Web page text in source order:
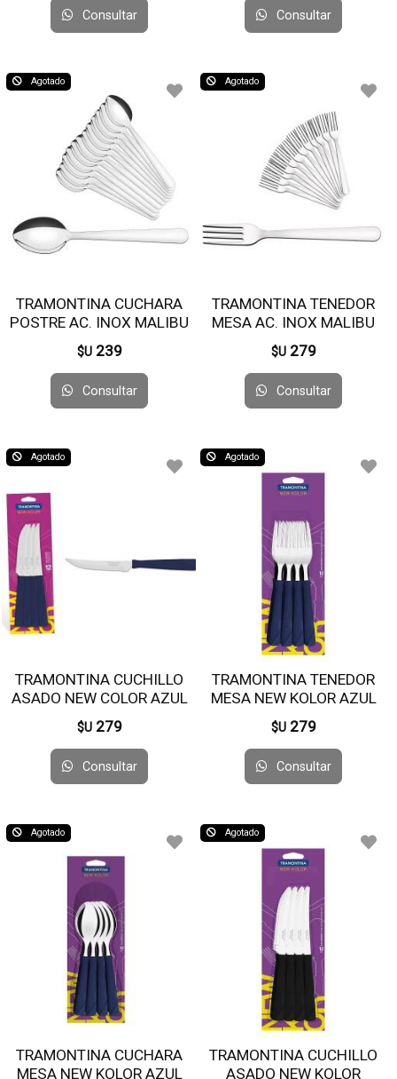
Consultar Consultar
Agotado
TRAMONTINA CUCHARA
POSTRE AC. INOX MALIBU
23736/000 X12 UNI
$U 239
Consultar
Agotado
TRAMONTINA TENEDOR
MESA AC. INOX MALIBU
23742/000 X12 UNI
$U 279
Consultar
Agotado
TRAMONTINA CUCHILLO
ASADO NEW COLOR AZUL
23160/914 X 12 UN
$U 279
Consultar
Agotado
TRAMONTINA TENEDOR
MESA NEW KOLOR AZUL
23162/910 X12 UNI
$U 279
Consultar
Agotado
TRAMONTINA CUCHARA
MESA NEW KOLOR AZUL
Agotado
TRAMONTINA CUCHILLO
ASADO NEW KOLOR